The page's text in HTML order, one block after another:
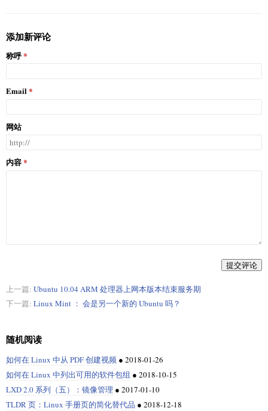
添加新评论
称呼
Email
网站
内容
提交评论
上一篇: Ubuntu 10.04 ARM 处理器上网本版本结束服务期
下一篇: Linux Mint ： 会是另一个新的 Ubuntu 吗？
随机阅读
如何在 Linux 中从 PDF 创建视频 ● 2018-01-26
如何在 Linux 中列出可用的软件包组 ● 2018-10-15
LXD 2.0 系列（五）：镜像管理 ● 2017-01-10
TLDR 页：Linux 手册页的简化替代品 ● 2018-12-18